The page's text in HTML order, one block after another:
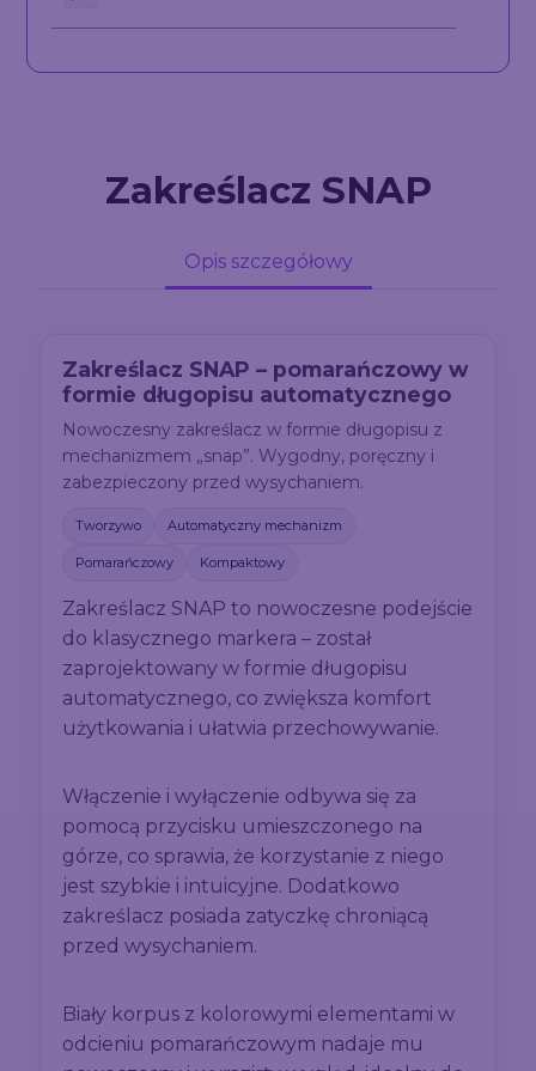
Zakreślacz SNAP
Opis szczegółowy
Zakreślacz SNAP – pomarańczowy w
formie długopisu automatycznego
Nowoczesny zakreślacz w formie długopisu z
mechanizmem „snap”. Wygodny, poręczny i
zabezpieczony przed wysychaniem.
Tworzywo Automatyczny mechanizm
Pomarańczowy Kompaktowy
Zakreślacz SNAP to nowoczesne podejście
do klasycznego markera – został
zaprojektowany w formie długopisu
automatycznego, co zwiększa komfort
użytkowania i ułatwia przechowywanie.
Włączenie i wyłączenie odbywa się za
pomocą przycisku umieszczonego na
górze, co sprawia, że korzystanie z niego
jest szybkie i intuicyjne. Dodatkowo
zakreślacz posiada zatyczkę chroniącą
przed wysychaniem.
Biały korpus z kolorowymi elementami w
odcieniu pomarańczowym nadaje mu